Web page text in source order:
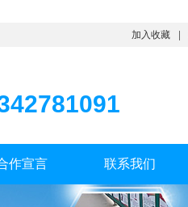
加入收藏
作宣言 联系我们